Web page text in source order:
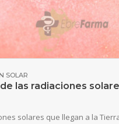
SOLAR
las radiaciones
solares que llegan a la